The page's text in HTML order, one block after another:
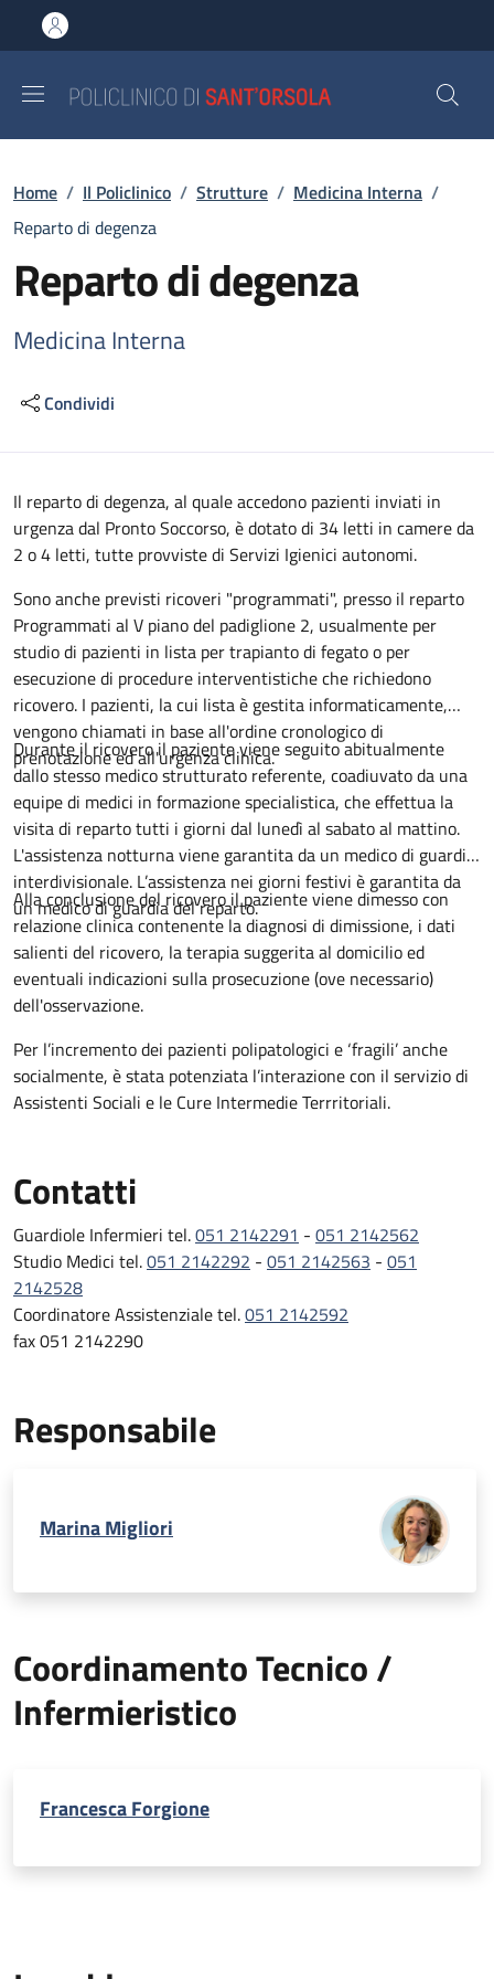
al contenuto principale
to footer content
Briciole di pane
Home / Il Policlinico / Strutture / Medicina Interna /
Reparto di degenza
Reparto di degenza
Medicina Interna
Condividi
Descrizione
Il reparto di degenza, al quale accedono pazienti inviati in
urgenza dal Pronto Soccorso, è dotato di 34 letti in camere da
2 o 4 letti, tutte provviste di Servizi Igienici autonomi.
Sono anche previsti ricoveri "programmati", presso il reparto
Programmati al V piano del padiglione 2, usualmente per
studio di pazienti in lista per trapianto di fegato o per
esecuzione di procedure interventistiche che richiedono
ricovero. I pazienti, la cui lista è gestita informaticamente,
vengono chiamati in base all'ordine cronologico di
prenotazione ed all'urgenza clinica.
Durante il ricovero il paziente viene seguito abitualmente
dallo stesso medico strutturato referente, coadiuvato da una
equipe di medici in formazione specialistica, che effettua la
visita di reparto tutti i giorni dal lunedì al sabato al mattino.
L'assistenza notturna viene garantita da un medico di guardia
interdivisionale. L’assistenza nei giorni festivi è garantita da
un medico di guardia del reparto.
Alla conclusione del ricovero il paziente viene dimesso con
relazione clinica contenente la diagnosi di dimissione, i dati
salienti del ricovero, la terapia suggerita al domicilio ed
eventuali indicazioni sulla prosecuzione (ove necessario)
dell'osservazione.
Per l’incremento dei pazienti polipatologici e ‘fragili’ anche
socialmente, è stata potenziata l’interazione con il servizio di
Assistenti Sociali e le Cure Intermedie Terrritoriali.
Contatti
Guardiole Infermieri tel.051 2142291 - 051 2142562
Studio Medici tel.051 2142292 - 051 2142563 - 051
2142528
Coordinatore Assistenziale tel.051 2142592
fax 051 2142290
Responsabile
Marina Migliori
Coordinamento Tecnico /
Infermieristico
Francesca Forgione